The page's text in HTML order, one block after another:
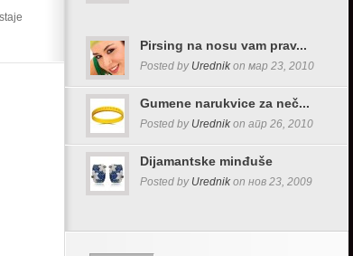
Pirsing na nosu vam prav...
Posted by Urednik on мар 23, 2010
Gumene narukvice za neč...
Posted by Urednik on апр 26, 2010
Dijamantske minđuše
Posted by Urednik on нов 23, 2009